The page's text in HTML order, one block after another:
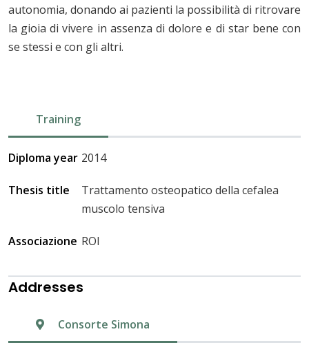
autonomia, donando ai pazienti la possibilità di ritrovare
la gioia di vivere in assenza di dolore e di star bene con
se stessi e con gli altri.
Training
Diploma year 2014
Thesis title
Trattamento osteopatico della cefalea
muscolo tensiva
Associazione ROI
Addresses
Consorte Simona